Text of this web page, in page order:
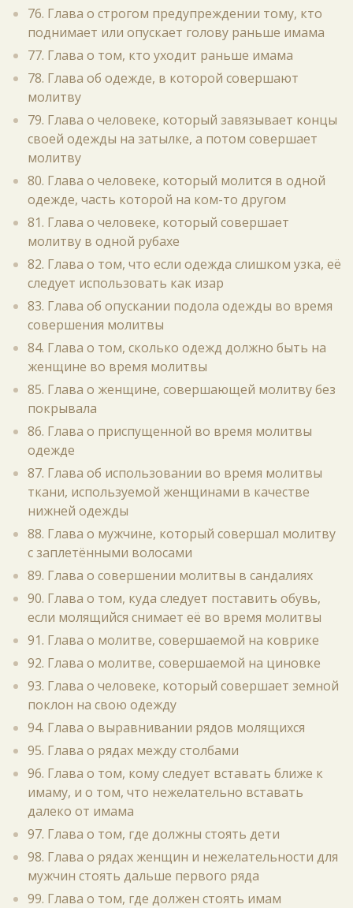
76. Глава о строгом предупреждении тому, кто
поднимает или опускает голову раньше имама
77. Глава о том, кто уходит раньше имама
78. Глава об одежде, в которой совершают
молитву
79. Глава о человеке, который завязывает концы
своей одежды на затылке, а потом совершает
молитву
80. Глава о человеке, который молится в одной
одежде, часть которой на ком-то другом
81. Глава о человеке, который совершает
молитву в одной рубахе
82. Глава о том, что если одежда слишком узка, её
следует использовать как изар
83. Глава об опускании подола одежды во время
совершения молитвы
84. Глава о том, сколько одежд должно быть на
женщине во время молитвы
85. Глава о женщине, совершающей молитву без
покрывала
86. Глава о приспущенной во время молитвы
одежде
87. Глава об использовании во время молитвы
ткани, используемой женщинами в качестве
нижней одежды
88. Глава о мужчине, который совершал молитву
с заплетёнными волосами
89. Глава о совершении молитвы в сандалиях
90. Глава о том, куда следует поставить обувь,
если молящийся снимает её во время молитвы
91. Глава о молитве, совершаемой на коврике
92. Глава о молитве, совершаемой на циновке
93. Глава о человеке, который совершает земной
поклон на свою одежду
94. Глава о выравнивании рядов молящихся
95. Глава о рядах между столбами
96. Глава о том, кому следует вставать ближе к
имаму, и о том, что нежелательно вставать
далеко от имама
97. Глава о том, где должны стоять дети
98. Глава о рядах женщин и нежелательности для
мужчин стоять дальше первого ряда
99. Глава о том, где должен стоять имам